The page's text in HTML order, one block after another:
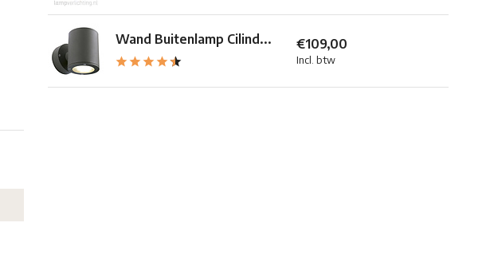
Wand Buitenlamp Cilind... €109,00
Incl. btw